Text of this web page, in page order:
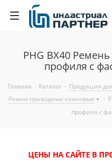
PHG BX40 Ремень
профиля с
Главная - Каталог - Продукция
Ремни приводные клиновые
-
профиля с
ЦЕНЫ НА САЙТЕ В